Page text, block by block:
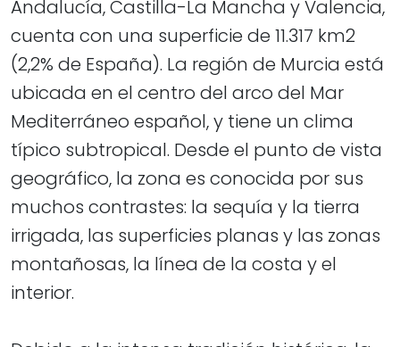
Andalucía, Castilla-La Mancha y Valencia,
cuenta con una superficie de 11.317 km2
(2,2% de España). La región de Murcia está
ubicada en el centro del arco del Mar
Mediterráneo español, y tiene un clima
típico subtropical. Desde el punto de vista
geográfico, la zona es conocida por sus
muchos contrastes: la sequía y la tierra
irrigada, las superficies planas y las zonas
montañosas, la línea de la costa y el
interior.